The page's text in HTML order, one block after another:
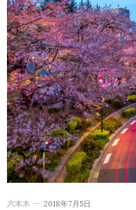
六本木 2018年7月5日